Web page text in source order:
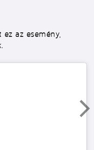
az esemény,